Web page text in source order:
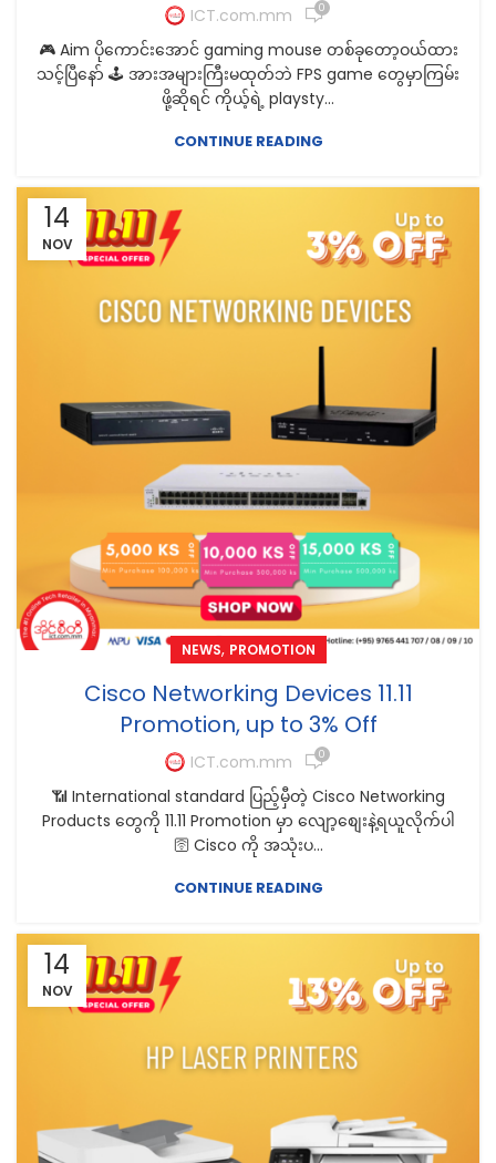
ICT.com.mm 0
🎮 Aim ပိုကောင်းအောင် gaming mouse တစ်ခုတော့ဝယ်ထား
သင့်ပြီနော် 🕹️ အားအများကြီးမထုတ်ဘဲ FPS game တွေမှာကြမ်း
ဖို့ဆိုရင် ကိုယ့်ရဲ့ playsty...
CONTINUE READING
14
NOV
NEWS, PROMOTION
Cisco Networking Devices 11.11
Promotion, up to 3% Off
ICT.com.mm 0
📶 International standard ပြည့်မှီတဲ့ Cisco Networking
Products တွေကို 11.11 Promotion မှာ လျော့‌စျေးနဲ့ရယူလိုက်ပါ
🛜 Cisco ကို အသုံးပ...
CONTINUE READING
14
NOV